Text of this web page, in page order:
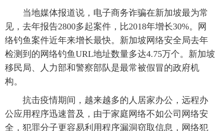
金融 公益 军事 无人机
富媒体 摄影 新华广播
新华电视中文 新华电视英文 返回PC
当地媒体报道说，电子商务诈骗在新加坡最为常
见，去年报告2800多起案件，比2018年增长30%。网
络钓鱼案件近年来增长最快。新加坡网络安全局去年
检测到的网络钓鱼URL地址数量多达4.75万个。新加坡
移民局、人力部和警察部队是最常被假冒的政府机
构。
抗击疫情期间，越来越多的人居家办公，远程办
公应用程序迅速普及，由于家庭网络不如公司网络安
全，犯罪分子更容易利用程序漏洞窃取信息，网络犯